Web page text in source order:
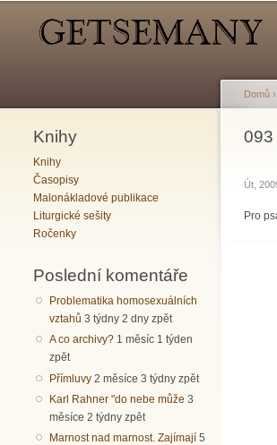
Knihy
Knihy
Časopisy
Malonákladové publikace
Liturgické sešity
Ročenky
Poslední komentáře
Problematika homosexuálních
vztahů 3 týdny 2 dny zpět
A co archivy? 1 měsíc 1 týden
zpět
Přímluvy 2 měsíce 3 týdny zpět
Karl Rahner "do nebe může 3
měsíce 2 týdny zpět
Marnost nad marnost. Zajímají 5
Jste
Domů ›
093
Út,
Pro